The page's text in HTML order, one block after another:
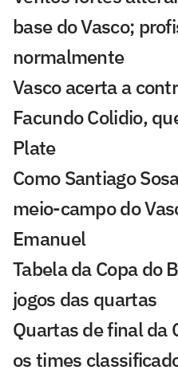
base do Vasco;
normalmente
Vasco acerta a
Facundo Colidio,
Plate
Como Santiago
meio-campo do
Emanuel
Tabela da Copa do
jogos das quartas
Quartas de final da
os times